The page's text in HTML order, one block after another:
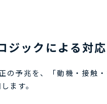
ジックによる対応
予兆を、「動機・接触
ます。